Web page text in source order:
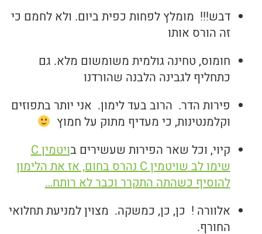
דבש!!! מומלץ לפחות כפית ביום. ולא לחמם כי
זה הורס אותו
חומוס, טחינה גולמית משומשום מלא. גם
כתחליף לגבינה הלבנה שהורדנו
פירות הדר. הרוב בעד לימון. אני יותר בתפוזים
וקלמנטינות, כי מעדיף מתוק על חמוץ
קיוי, וכל שאר הפירות שעשירים בויטמין C
שימו לב שויטמין C נהרס בחום, אז את הלימון
להוסיף כשהתה התקרר וכבר לא רותח…
אלוורה ! כן, כן, כמשקה. מצוין למניעת תחלואי
החורף.